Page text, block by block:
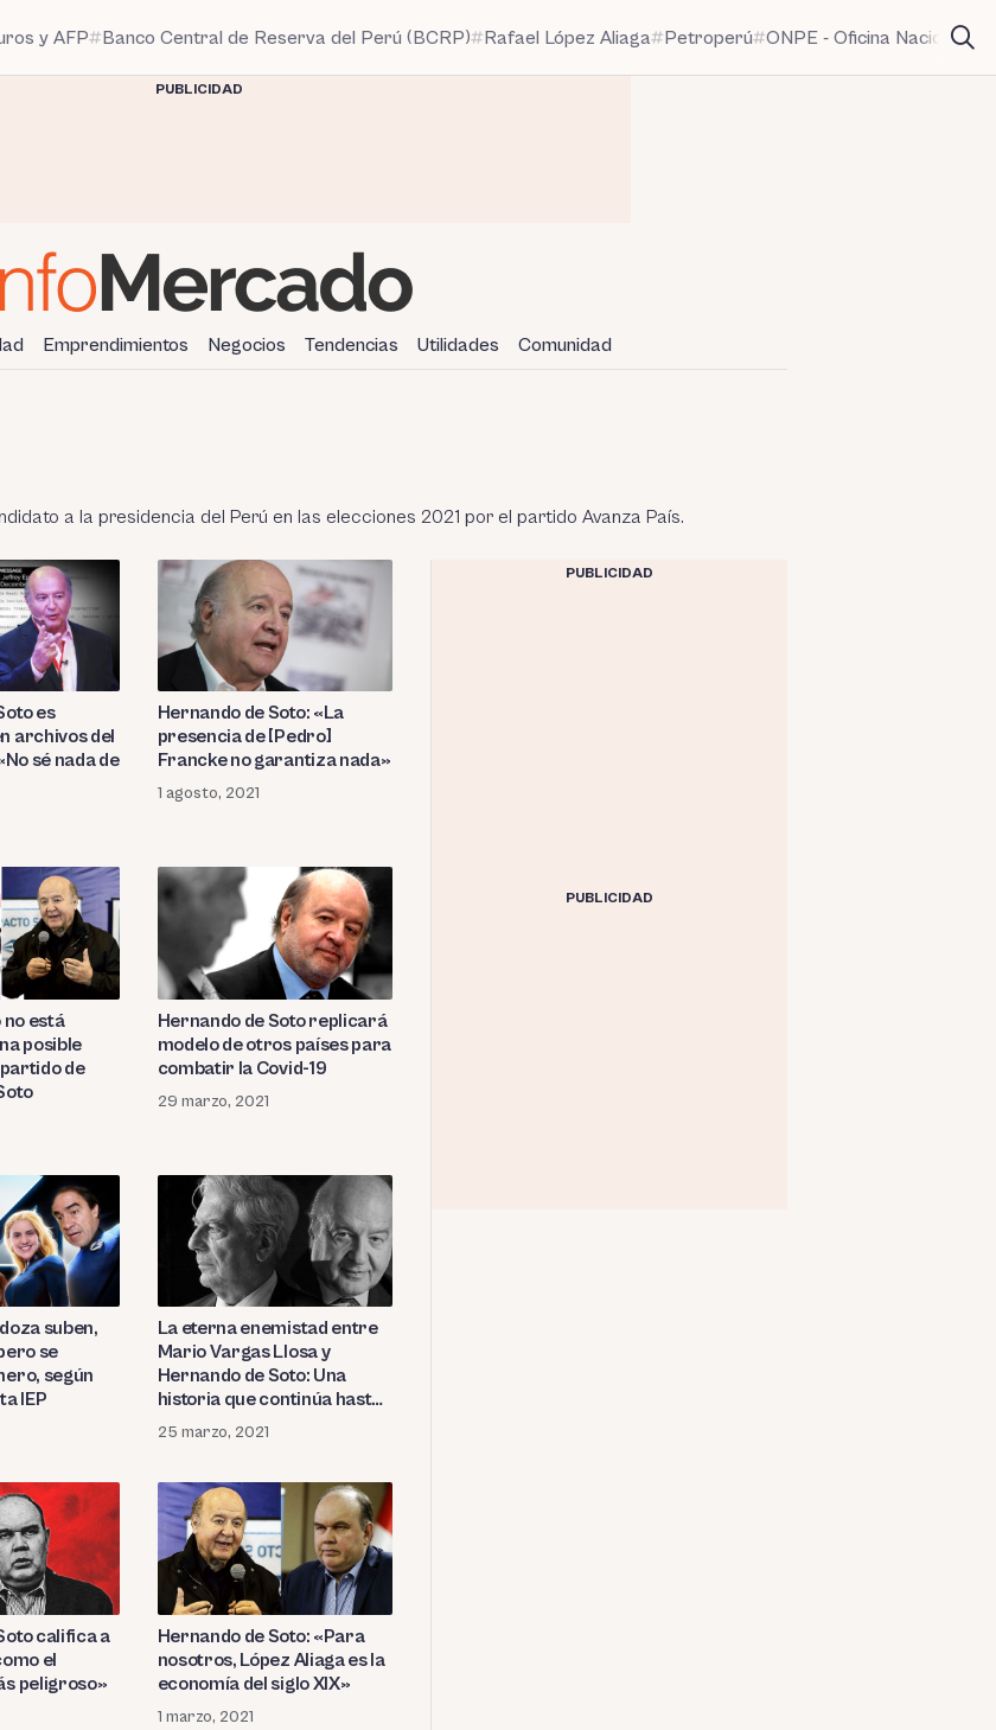
y AFP Banco Central de Reserva del Perú (BCRP) Rafael López Aliaga Petroperú ONPE - Oficina Nacional
PUBLICIDAD
Emprendimientos Negocios Tendencias Utilidades Comunidad
a la presidencia del Perú en las elecciones 2021 por el partido Avanza País.
es
archivos del
sé nada de
Hernando de Soto: «La
presencia de [Pedro]
Francke no garantiza nada»
1 agosto, 2021
está
posible
de
Hernando de Soto replicará
modelo de otros países para
combatir la Covid-19
29 marzo, 2021
suben,
se
según
IEP
La eterna enemistad entre
Mario Vargas Llosa y
Hernando de Soto: Una
historia que continúa hasta
hoy
25 marzo, 2021
califica a
el
peligroso»
Hernando de Soto: «Para
nosotros, López Aliaga es la
economía del siglo XIX»
1 marzo, 2021
PUBLICIDAD
PUBLICIDAD